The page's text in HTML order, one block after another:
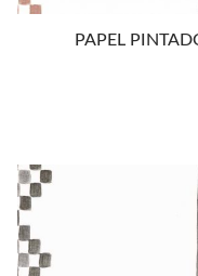
PAPEL